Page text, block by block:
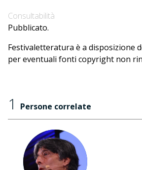
Consultabilità
Pubblicato.
Festivaletteratura è a disposizione
per eventuali fonti copyright non
1 Persone correlate